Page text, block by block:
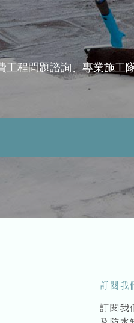
工程問題諮詢、專業施工
訂閱我
訂閱我